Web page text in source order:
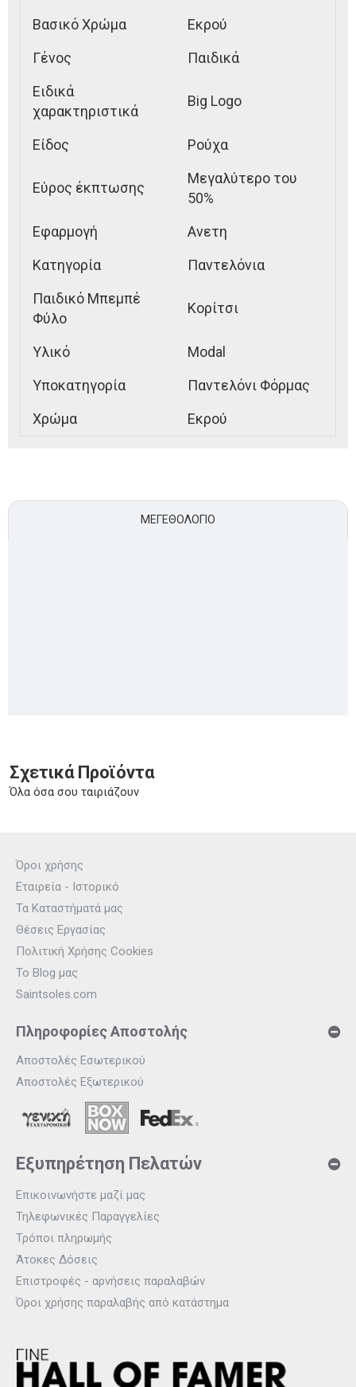
Βασικό Χρώμα
Εκρού
Γένος
Παιδικά
Ειδικά
χαρακτηριστικά
Big Logo
Είδος Ρούχα
Εύρος έκπτωσης
Μεγαλύτερο του
50%
Εφαρμογή
Ανετη
Κατηγορία
Παντελόνια
Παιδικό Μπεμπέ
Φύλο
Κορίτσι
Υλικό
Modal
Υποκατηγορία
Παντελόνι Φόρμας
Χρώμα
Εκρού
ΜΕΓΕΘΟΛΌΓΙΟ
Σχετικά Προϊόντα
Όλα όσα σου ταιριάζουν
Όροι χρήσης
Εταιρεία - Ιστορικό
Τα Καταστήματά μας
Θέσεις Εργασίας
Πολιτική Χρήσης Cookies
Το Blog μας
Saintsoles.com
Πληροφορίες Αποστολής
Αποστολές Εσωτερικού
Αποστολές Εξωτερικού
Εξυπηρέτηση Πελατών
Επικοινωνήστε μαζί μας
Τηλεφωνικές Παραγγελίες
Τρόποι πληρωμής
Άτοκες Δόσεις
Επιστροφές - αρνήσεις παραλαβών
Όροι χρήσης παραλαβής από κατάστημα